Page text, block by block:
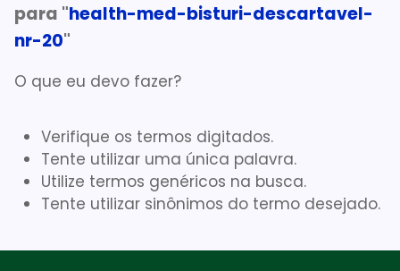
para "health-med-bisturi-descartavel-
nr-20"
O que eu devo fazer?
Verifique os termos digitados.
Tente utilizar uma única palavra.
Utilize termos genéricos na busca.
Tente utilizar sinônimos do termo desejado.
6º Littmann
7º
8º Gaze Esteril
10º Gaze